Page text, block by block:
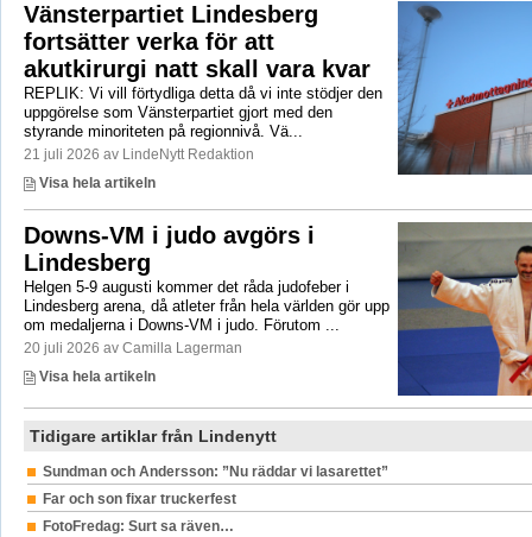
Vänsterpartiet Lindesberg
fortsätter verka för att
akutkirurgi natt skall vara kvar
REPLIK: Vi vill förtydliga detta då vi inte stödjer den
uppgörelse som Vänsterpartiet gjort med den
styrande minoriteten på regionnivå. Vä...
21 juli 2026 av LindeNytt Redaktion
Visa hela artikeln
Downs-VM i judo avgörs i
Lindesberg
Helgen 5-9 augusti kommer det råda judofeber i
Lindesberg arena, då atleter från hela världen gör upp
om medaljerna i Downs-VM i judo. Förutom ...
20 juli 2026 av Camilla Lagerman
Visa hela artikeln
Tidigare artiklar från Lindenytt
Sundman och Andersson: ”Nu räddar vi lasarettet”
Far och son fixar truckerfest
FotoFredag: Surt sa räven…